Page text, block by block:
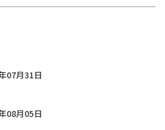
07月31日
08月05日